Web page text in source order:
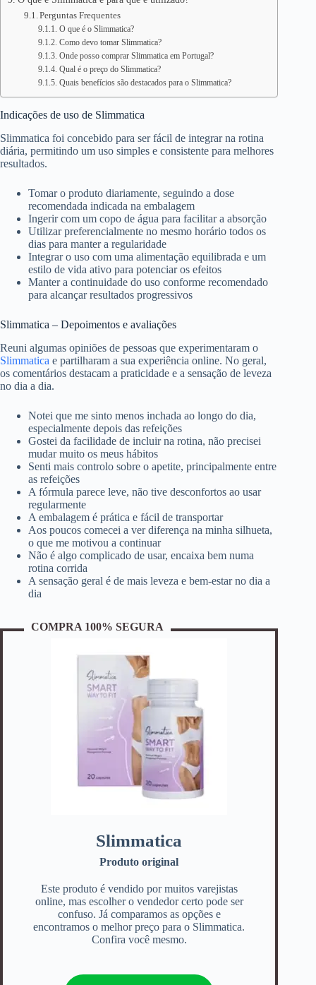
Perguntas Frequentes
O que é o Slimmatica?
Como devo tomar Slimmatica?
Onde posso comprar Slimmatica em Portugal?
Qual é o preço do Slimmatica?
Quais benefícios são destacados para o Slimmatica?
Indicações de uso de Slimmatica
Slimmatica foi concebido para ser fácil de integrar na rotina
diária, permitindo um uso simples e consistente para melhores
resultados.
Tomar o produto diariamente, seguindo a dose
recomendada indicada na embalagem
Ingerir com um copo de água para facilitar a absorção
Utilizar preferencialmente no mesmo horário todos os
dias para manter a regularidade
Integrar o uso com uma alimentação equilibrada e um
estilo de vida ativo para potenciar os efeitos
Manter a continuidade do uso conforme recomendado
para alcançar resultados progressivos
Slimmatica – Depoimentos e avaliações
Reuni algumas opiniões de pessoas que experimentaram o
Slimmatica e partilharam a sua experiência online. No geral,
os comentários destacam a praticidade e a sensação de leveza
no dia a dia.
Notei que me sinto menos inchada ao longo do dia,
especialmente depois das refeições
Gostei da facilidade de incluir na rotina, não precisei
mudar muito os meus hábitos
Senti mais controlo sobre o apetite, principalmente entre
as refeições
A fórmula parece leve, não tive desconfortos ao usar
regularmente
A embalagem é prática e fácil de transportar
Aos poucos comecei a ver diferença na minha silhueta,
o que me motivou a continuar
Não é algo complicado de usar, encaixa bem numa
rotina corrida
A sensação geral é de mais leveza e bem-estar no dia a
dia
COMPRA 100% SEGURA
Slimmatica
Produto original
Este produto é vendido por muitos varejistas
online, mas escolher o vendedor certo pode ser
confuso. Já comparamos as opções e
encontramos o melhor preço para o Slimmatica.
Confira você mesmo.